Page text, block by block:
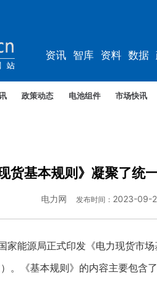
资讯 智库 资料 数据
政策动态 电池组件 市场快讯
货基本规则》凝聚了统
电力网 发布时间： 2023-09-
家能源局正式印发《电力现货市
。《基本规则》的内容主要包含